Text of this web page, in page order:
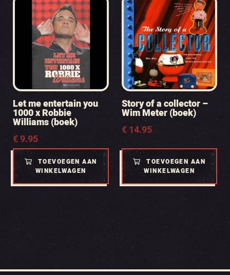
Let me entertain you
1000 x Robbie
Williams (boek)
€9.95
TOEVOEGEN AAN
WINKELWAGEN
Story of a collector –
Wim Meter (boek)
€14.95
TOEVOEGEN AAN
WINKELWAGEN